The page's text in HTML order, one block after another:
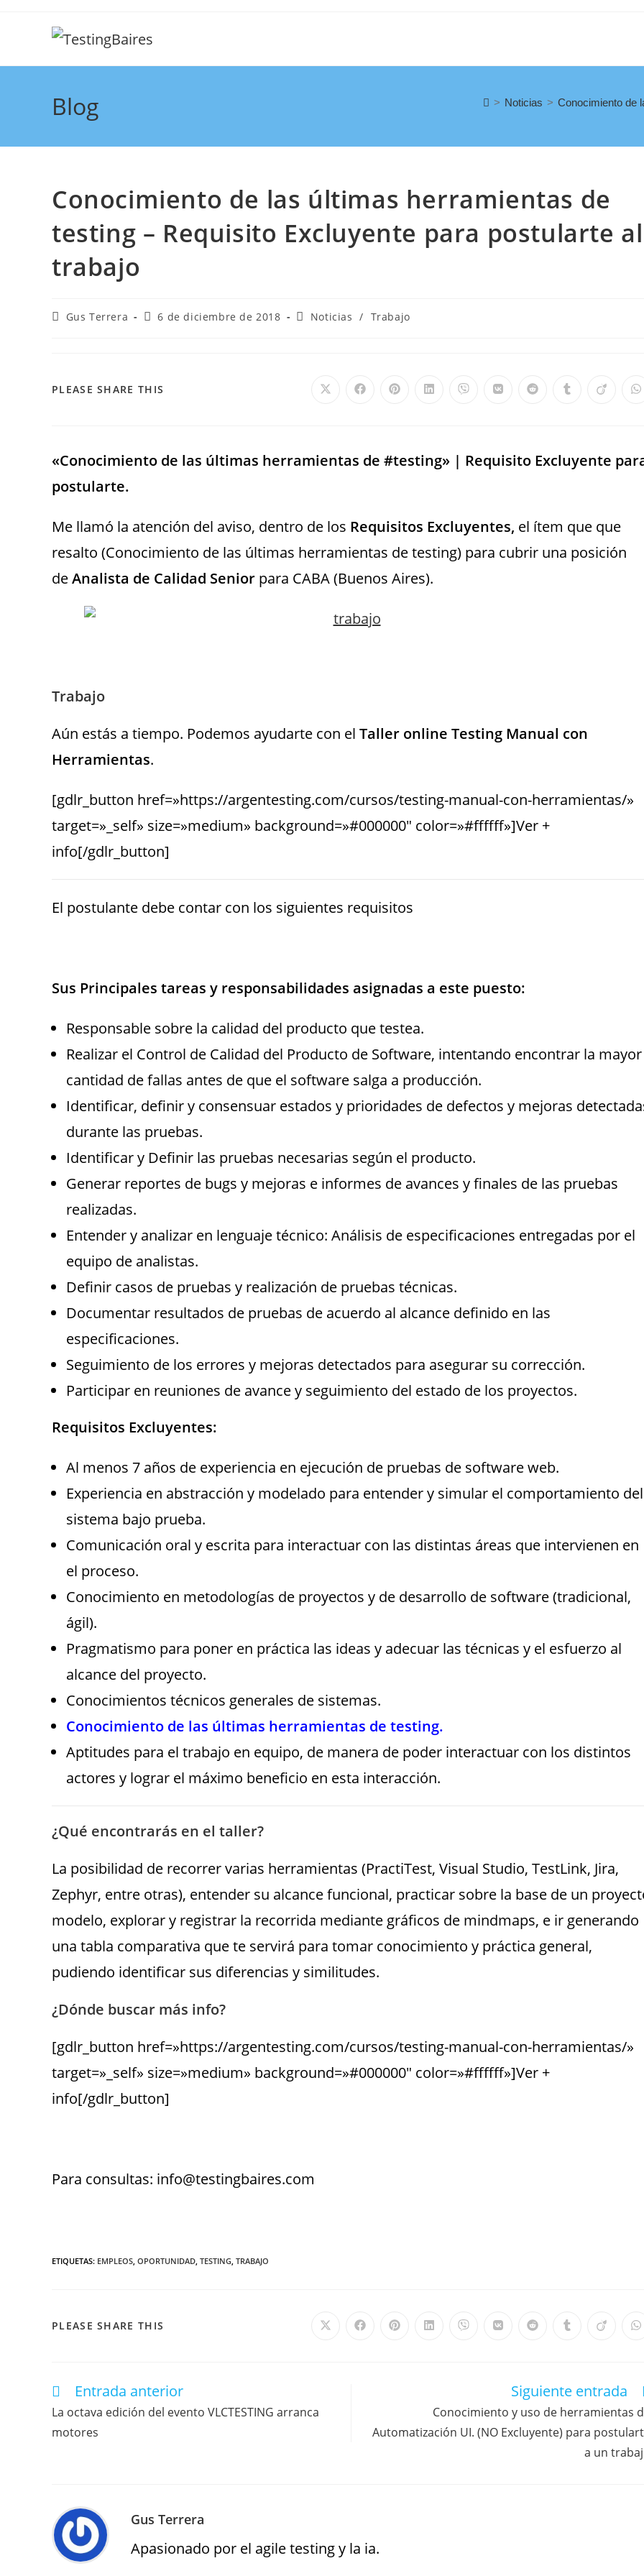
Blog > Noticias > Conocimiento de
Conocimiento de las últimas herramientas de
testing – Requisito Excluyente para postularte al
trabajo
Gus Terrera 6 de diciembre de 2018 Noticias / Trabajo
PLEASE SHARE THIS
«Conocimiento de las últimas herramientas de #testing» | Requisito Excluyente
postularte.
Me llamó la atención del aviso, dentro de los Requisitos Excluyentes, el ítem que que
resalto (Conocimiento de las últimas herramientas de testing) para cubrir una posición
deAnalista de Calidad Senior para CABA (Buenos Aires).
Trabajo
Aún estás a tiempo. Podemos ayudarte con el Taller online Testing Manual con
Herramientas.
[gdlr_button href=»https://argentesting.com/cursos/testing-manual-con-herramientas/»
target=»_self» size=»medium» background=»#000000″ color=»#ffffff»]Ver +
info[/gdlr_button]
El postulante debe contar con los siguientes requisitos
Sus Principales tareas y responsabilidades asignadas a este puesto:
Responsable sobre la calidad del producto que testea.
Realizar el Control de Calidad del Producto de Software, intentando encontrar la mayor
cantidad de fallas antes de que el software salga a producción.
Identificar, definir y consensuar estados y prioridades de defectos y mejoras
durante las pruebas.
Identificar y Definir las pruebas necesarias según el producto.
Generar reportes de bugs y mejoras e informes de avances y finales de las pruebas
realizadas.
Entender y analizar en lenguaje técnico: Análisis de especificaciones entregadas por el
equipo de analistas.
Definir casos de pruebas y realización de pruebas técnicas.
Documentar resultados de pruebas de acuerdo al alcance definido en las
especificaciones.
Seguimiento de los errores y mejoras detectados para asegurar su corrección.
Participar en reuniones de avance y seguimiento del estado de los proyectos.
Requisitos Excluyentes:
Al menos 7 años de experiencia en ejecución de pruebas de software web.
Experiencia en abstracción y modelado para entender y simular el comportamiento del
sistema bajo prueba.
Comunicación oral y escrita para interactuar con las distintas áreas que intervienen en
el proceso.
Conocimiento en metodologías de proyectos y de desarrollo de software (tradicional,
ágil).
Pragmatismo para poner en práctica las ideas y adecuar las técnicas y el esfuerzo al
alcance del proyecto.
Conocimientos técnicos generales de sistemas.
Conocimiento de las últimas herramientas de testing.
Aptitudes para el trabajo en equipo, de manera de poder interactuar con los distintos
actores y lograr el máximo beneficio en esta interacción.
¿Qué encontrarás en el taller?
La posibilidad de recorrer varias herramientas (PractiTest, Visual Studio, TestLink, Jira,
Zephyr, entre otras), entender su alcance funcional, practicar sobre la base de un
modelo, explorar y registrar la recorrida mediante gráficos de mindmaps, e ir generando
una tabla comparativa que te servirá para tomar conocimiento y práctica general,
pudiendo identificar sus diferencias y similitudes.
¿Dónde buscar más info?
[gdlr_button href=»https://argentesting.com/cursos/testing-manual-con-herramientas/»
target=»_self» size=»medium» background=»#000000″ color=»#ffffff»]Ver +
info[/gdlr_button]
Para consultas: info@testingbaires.com
ETIQUETAS: EMPLEOS, OPORTUNIDAD, TESTING, TRABAJO
PLEASE SHARE THIS
Entrada anterior
La octava edición del evento VLCTESTING arranca
motores
Siguiente entrada
Conocimiento y uso de herramientas
Automatización UI. (NO Excluyente) para
a un
Gus Terrera
Apasionado por el agile testing y la ia.